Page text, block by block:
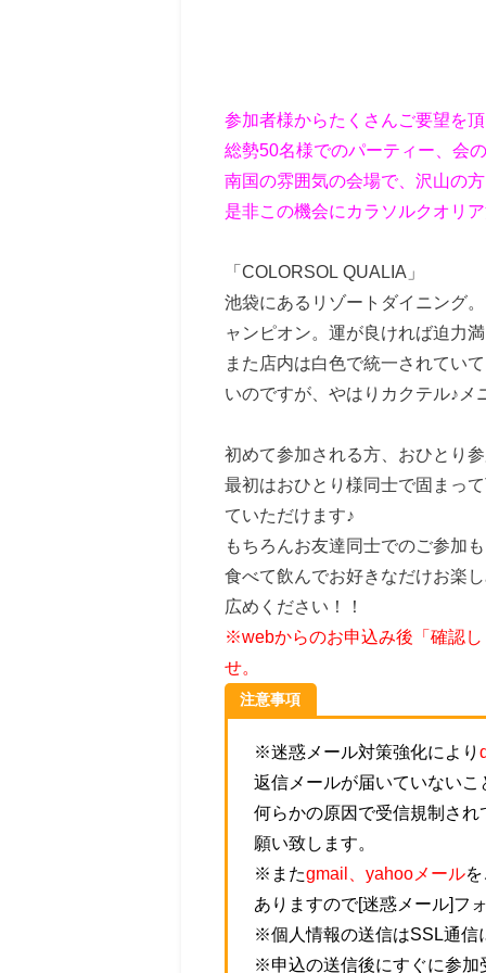
参加者様からたくさんご要望を
総勢50名様でのパーティー、会
南国の雰囲気の会場で、沢山の
是非この機会にカラソルクオリ
「COLORSOL QUALIA」
池袋にあるリゾートダイニング
ャンピオン。運が良ければ迫力
また店内は白色で統一されてい
いのですが、やはりカクテル♪
初めて参加される方、おひとり
最初はおひとり様同士で固まっ
ていただけます♪
もちろんお友達同士でのご参加
食べて飲んでお好きなだけお楽
広めください！！
※webからのお申込み後「確認
せ。
注意事項
※迷惑メール対策強化により
返信メールが届いていない
何らかの原因で受信規制さ
願い致します。
※またgmail、yahooメール
ありますので[迷惑メール]フ
※個人情報の送信はSSL通信
※申込の送信後にすぐに参加